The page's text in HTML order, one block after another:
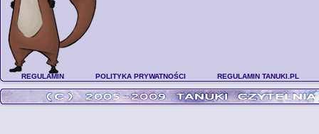
REGULAMIN POLITYKA PRYWATNOŚCI REGULAMIN TANUKI.PL